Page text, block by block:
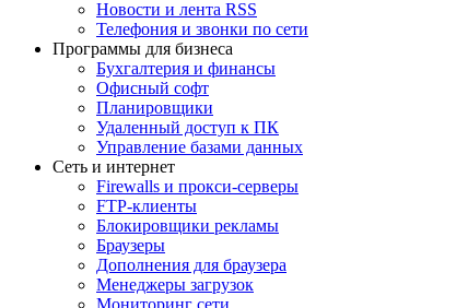
Новости и лента RSS
Телефония и звонки по сети
Программы для бизнеса
Бухгалтерия и финансы
Офисный софт
Планировщики
Удаленный доступ к ПК
Управление базами данных
Сеть и интернет
Firewalls и прокси-серверы
FTP-клиенты
Блокировщики рекламы
Браузеры
Дополнения для браузера
Менеджеры загрузок